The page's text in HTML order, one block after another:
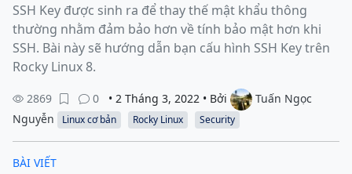
SSH Key được sinh ra để thay thế mật khẩu thông
thường nhằm đảm bảo hơn về tính bảo mật hơn khi
SSH. Bài này sẽ hướng dẫn bạn cấu hình SSH Key trên
Rocky Linux 8.
2869 0 • 2 Tháng 3, 2022 • Bởi
Tuấn Ngọc
Nguyễn
Linux cơ bản Rocky Linux Security
BÀI VIẾT